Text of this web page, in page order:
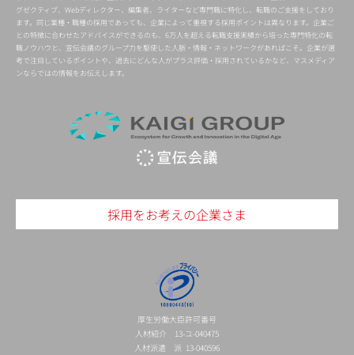
グゼクティブ、Webディレクター、編集者、ライターなど専門職に特化し、転職のご支援をしており
ます。同じ業種・職種の採用であっても、企業によって重視する採用ポイントは異なります。企業ご
との特徴に合わせたアドバイスができるのも、6万人を超える転職支援実績から培った専門特化の転
職ノウハウと、宣伝会議のグループ力を駆使した人脈・情報・ネットワークがあればこそ。企業が選
考で注目しているポイントや、過去にどんな人がプラス評価・採用されているかなど、マスメディア
ンならではの情報をお伝えします。
採用をお考えの企業さま
厚生労働大臣許可番号
人材紹介 13-ユ-040475
人材派遣 派 13-040596